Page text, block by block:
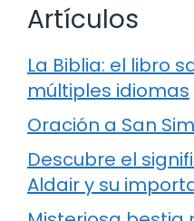
Artículos
La Biblia: el libro
múltiples idiomas
Oración a San
Descubre el
Aldair y su